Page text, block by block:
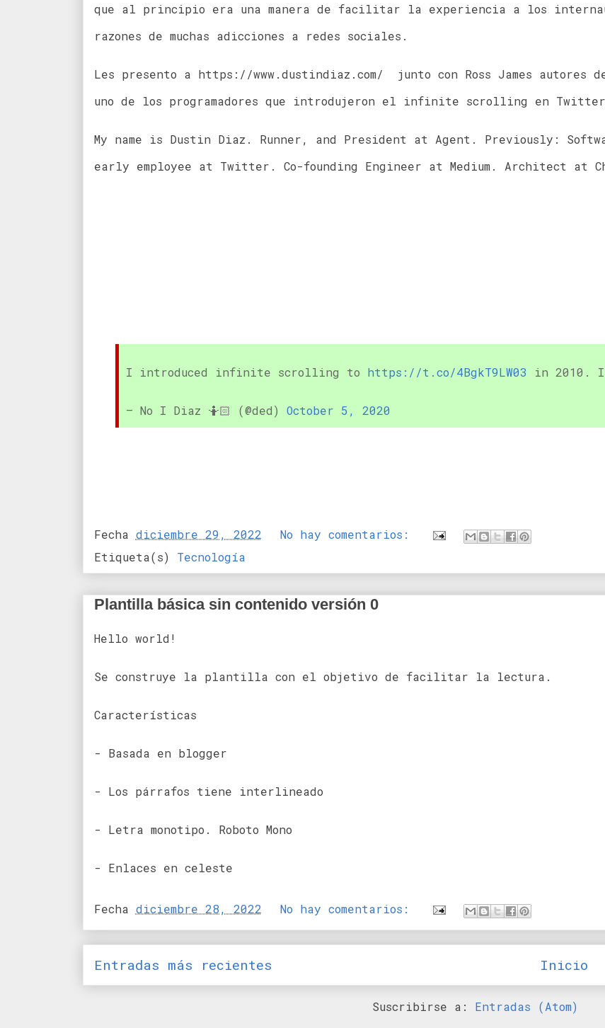
que al principio era una manera de facilitar la experiencia a los
razones de muchas adicciones a redes sociales.
Les presento a https://www.dustindiaz.com/ junto con Ross James
uno de los programadores que introdujeron el infinite scrolling en
My name is Dustin Diaz. Runner, and President at Agent. Previously:
early employee at Twitter. Co-founding Engineer at Medium. Architect at
I introduced infinite scrolling to https://t.co/4BgkT9LW03 in 2010.
— No I Diaz 🤷🏻 (@ded) October 5, 2020
Fecha diciembre 29, 2022
No hay comentarios:
Etiqueta(s) Tecnología
Plantilla básica sin contenido versión 0
Hello world!
Se construye la plantilla con el objetivo de facilitar la lectura.
Características
- Basada en blogger
- Los párrafos tiene interlineado
- Letra monotipo. Roboto Mono
- Enlaces en celeste
Fecha diciembre 28, 2022 No hay comentarios:
Entradas más recientes Inicio
Suscribirse a: Entradas (Atom)